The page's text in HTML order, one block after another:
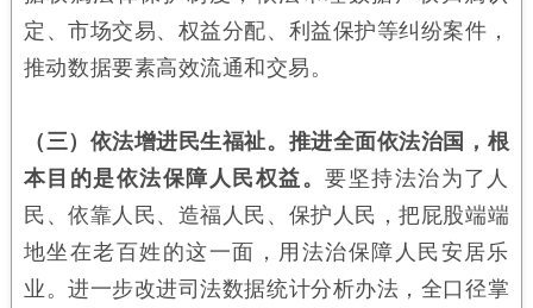
定、市场交易、权益分配、利益保护等纠纷案件，
推动数据要素高效流通和交易。
（三）依法增进民生福祉。推进全面依法治国，根
本目的是依法保障人民权益。要坚持法治为了人
民、依靠人民、造福人民、保护人民，把屁股端端
地坐在老百姓的这一面，用法治保障人民安居乐
业。进一步改进司法数据统计分析办法，全口径掌